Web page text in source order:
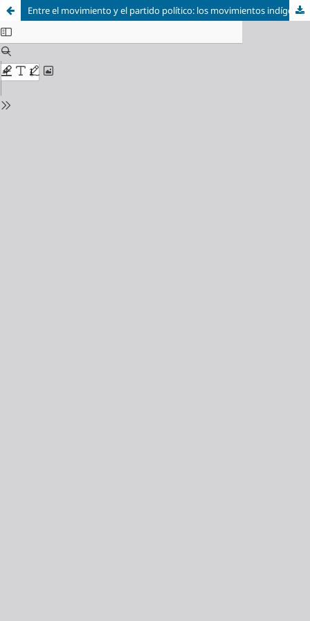
Entre el movimiento y el partido político: los movimientos indígenas en Bolivia y Ecuador